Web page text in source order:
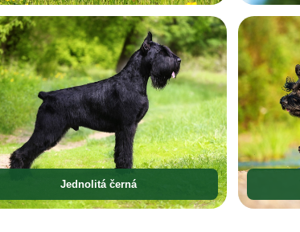
Jednolitá černá